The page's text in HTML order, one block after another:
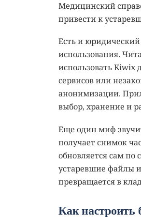
Медицинский
привести к
Есть и юридический
использования.
использовать Kiwix
сервисов или
анонимизации.
выбор, хранение и
Еще один миф
получает снимок
обновляется сам по
устаревшие файлы
превращается в
Как настроить